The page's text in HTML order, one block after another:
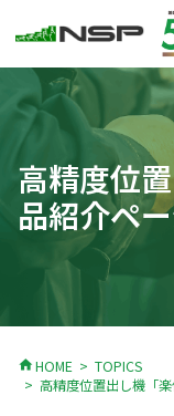
高精度位
品紹介ペ
home HOME
TOPICS
高精度位置出し機「